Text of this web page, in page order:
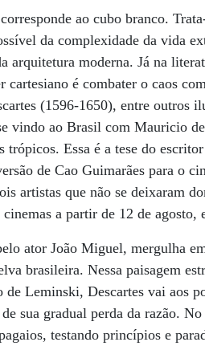
ao cubo branco.
da complexidade da vida
arquitetura moderna. Já na
cartesiano é combater o caos
(1596-1650), entre outros
vindo ao Brasil com Mauricio
trópicos. Essa é a tese do
de Cao Guimarães para o
artistas que não se deixaram
a partir de 12 de agosto,
ator João Miguel, mergulha
brasileira. Nessa paisagem
de Leminski, Descartes vai aos
sua gradual perda da razão.
testando princípios e